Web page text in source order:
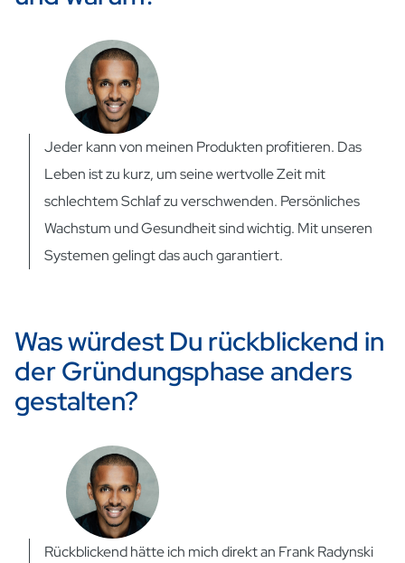
Jeder kann von meinen Produkten profitieren. Das
Leben ist zu kurz, um seine wertvolle Zeit mit
schlechtem Schlaf zu verschwenden. Persönliches
Wachstum und Gesundheit sind wichtig. Mit unseren
Systemen gelingt das auch garantiert.
Was würdest Du rückblickend in
der Gründungsphase anders
gestalten?
Rückblickend hätte ich mich direkt an Frank Radynski